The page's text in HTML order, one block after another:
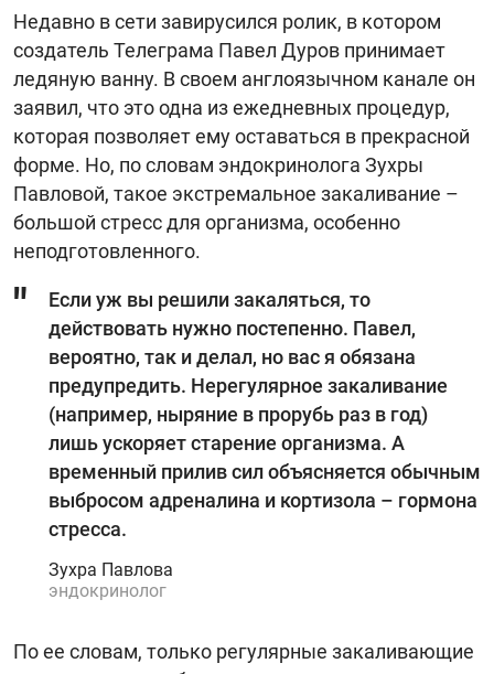
Недавно в сети завирусился ролик, в котором
создатель Телеграма Павел Дуров принимает
ледяную ванну. В своем англоязычном канале он
заявил, что это одна из ежедневных процедур,
которая позволяет ему оставаться в прекрасной
форме. Но, по словам эндокринолога Зухры
Павловой, такое экстремальное закаливание –
большой стресс для организма, особенно
неподготовленного.
Если уж вы решили закаляться, то
действовать нужно постепенно. Павел,
вероятно, так и делал, но вас я обязана
предупредить. Нерегулярное закаливание
(например, ныряние в прорубь раз в год)
лишь ускоряет старение организма. А
временный прилив сил объясняется обычным
выбросом адреналина и кортизола – гормона
стресса.
Зухра Павлова
эндокринолог
По ее словам, только регулярные закаливающие